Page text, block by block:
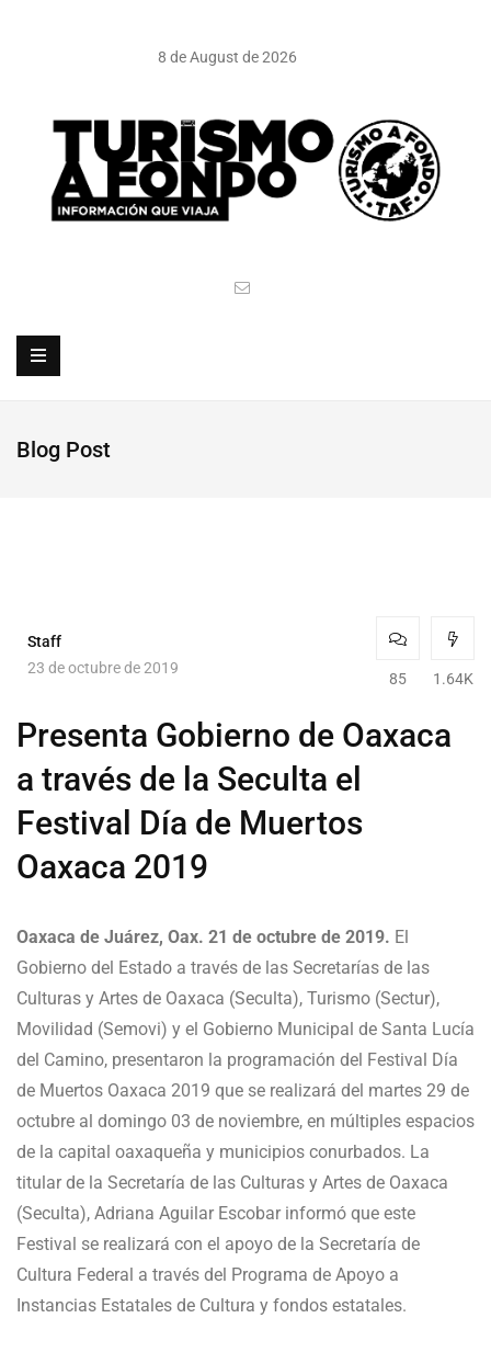
8 de August de 2026
Blog Post
Staff
23 de octubre de 2019
85 1.64K
Presenta Gobierno de Oaxaca
a través de la Seculta el
Festival Día de Muertos
Oaxaca 2019
Oaxaca de Juárez, Oax. 21 de octubre de 2019. El
Gobierno del Estado a través de las Secretarías de las
Culturas y Artes de Oaxaca (Seculta), Turismo (Sectur),
Movilidad (Semovi) y el Gobierno Municipal de Santa Lucía
del Camino, presentaron la programación del Festival Día
de Muertos Oaxaca 2019 que se realizará del martes 29 de
octubre al domingo 03 de noviembre, en múltiples espacios
de la capital oaxaqueña y municipios conurbados. La
titular de la Secretaría de las Culturas y Artes de Oaxaca
(Seculta), Adriana Aguilar Escobar informó que este
Festival se realizará con el apoyo de la Secretaría de
Cultura Federal a través del Programa de Apoyo a
Instancias Estatales de Cultura y fondos estatales.